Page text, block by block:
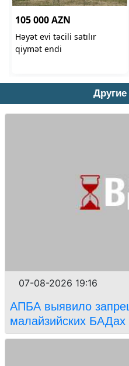
07-08-2026 19:16
АПБА выявило
малайзийских БАДах